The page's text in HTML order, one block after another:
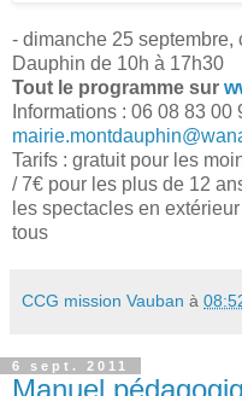
- dimanche 25 septembre,
Dauphin de 10h à 17h30
Tout le programme sur
Informations : 06 08 83 00
Tarifs : gratuit pour les
/ 7€ pour les plus de 12
les spectacles en
tous
CCG mission Vauban à
6 sept. 2011
Manuel